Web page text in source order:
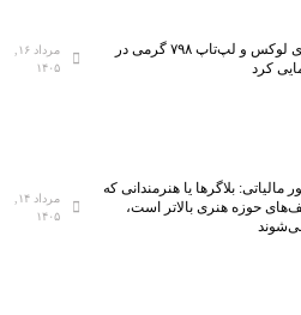
هواوی از MPVهای لوکس و لپ‌تاپ ۷۹۸ گرمی در
مرداد ۱۶,
۱۴۰۵
بلاگر‌ها یا هنرمندانی که
حوزه هنری بالاتر است،
مرداد ۱۴,
۱۴۰۵